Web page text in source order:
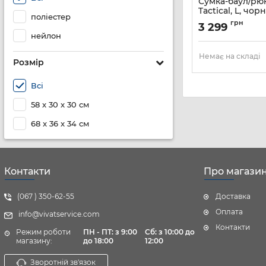
поліестер
нейлон
Розмір
Всі
58 x 30 x 30 см
68 x 36 x 34 см
Tactical, L,
Артикул: 2E-
3 299 грн
Немає на складі
Контакти
(067 ) 350-62-55
info@vivatservice.com
Режим роботи
магазину:
ПН - ПТ: з 9:00
до 18:00
Cб: з 10:00 до
12:00
Зворотній зв'язок
Про
Доставка
Оплата
Контакти